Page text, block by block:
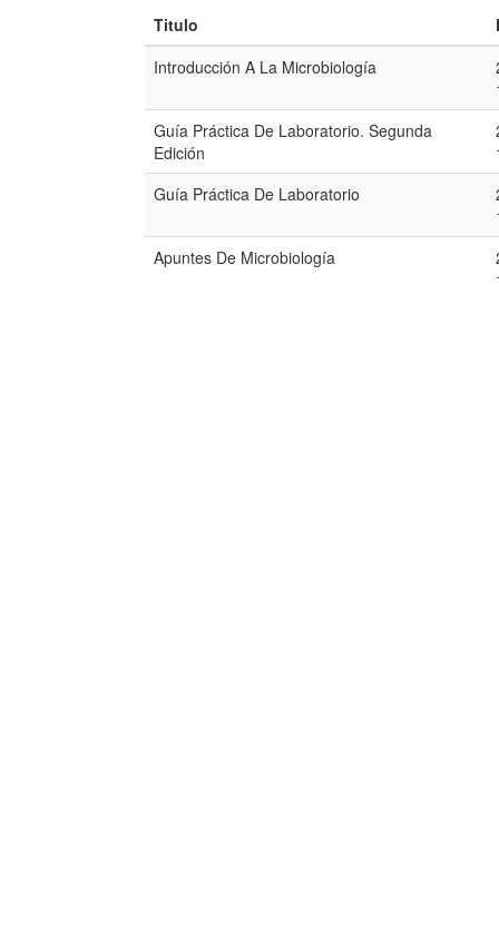
Titulo
Introducción A La Microbiología
Guía Práctica De Laboratorio. Segunda
Edición
Guía Práctica De Laboratorio
Apuntes De Microbiología